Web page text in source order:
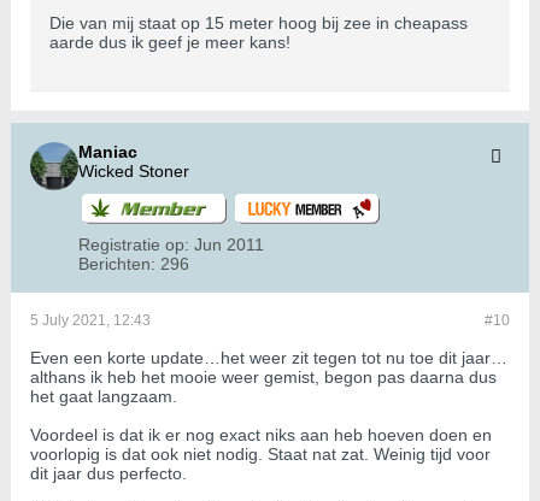
Die van mij staat op 15 meter hoog bij zee in cheapass
aarde dus ik geef je meer kans!
Maniac
Wicked Stoner
Registratie op: Jun 2011
Berichten: 296
#10
5 July 2021, 12:43
Even een korte update…het weer zit tegen tot nu toe dit jaar…
althans ik heb het mooie weer gemist, begon pas daarna dus
het gaat langzaam.
Voordeel is dat ik er nog exact niks aan heb hoeven doen en
voorlopig is dat ook niet nodig. Staat nat zat. Weinig tijd voor
dit jaar dus perfecto.